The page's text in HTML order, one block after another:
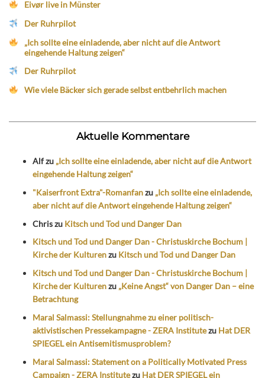
Eivør live in Münster
Der Ruhrpilot
„Ich sollte eine einladende, aber nicht auf die Antwort
eingehende Haltung zeigen“
Der Ruhrpilot
Wie viele Bäcker sich gerade selbst entbehrlich machen
Aktuelle Kommentare
Alfzu „Ich sollte eine einladende, aber nicht auf die Antwort
eingehende Haltung zeigen“
"Kaiserfront Extra"-Romanfanzu „Ich sollte eine einladende,
aber nicht auf die Antwort eingehende Haltung zeigen“
Chriszu Kitsch und Tod und Danger Dan
Kitsch und Tod und Danger Dan - Christuskirche Bochum |
Kirche der Kulturenzu Kitsch und Tod und Danger Dan
Kitsch und Tod und Danger Dan - Christuskirche Bochum |
Kirche der Kulturenzu „Keine Angst“ von Danger Dan – eine
Betrachtung
Maral Salmassi: Stellungnahme zu einer politisch-
aktivistischen Pressekampagne - ZERA Institutezu Hat DER
SPIEGEL ein Antisemitismusproblem?
Maral Salmassi: Statement on a Politically Motivated Press
Campaign - ZERA Institutezu Hat DER SPIEGEL ein